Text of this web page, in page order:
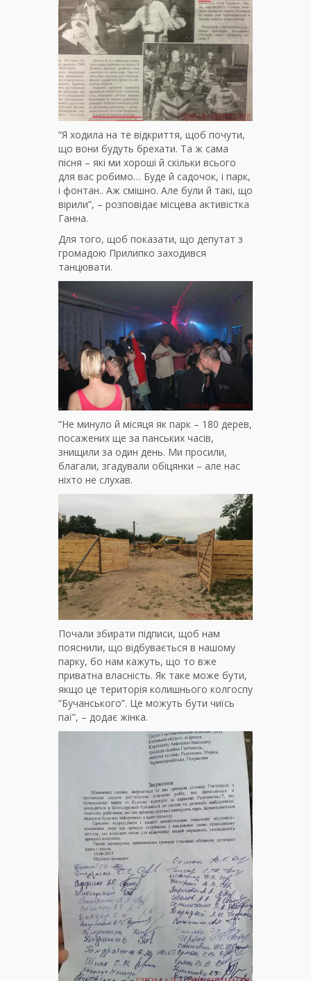
“Я ходила на те відкриття, щоб почути,
що вони будуть брехати. Та ж сама
пісня – які ми хороші й скільки всього
для вас робимо… Буде й садочок, і парк,
і фонтан.. Аж смішно. Але були й такі, що
вірили”, – розповідає місцева активістка
Ганна.
Для того, щоб показати, що депутат з
громадою Прилипко заходився
танцювати.
“Не минуло й місяця як парк – 180 дерев,
посажених ще за панських часів,
знищили за один день. Ми просили,
благали, згадували обіцянки – але нас
ніхто не слухав.
Почали збирати підписи, щоб нам
пояснили, що відбувається в нашому
парку, бо нам кажуть, що то вже
приватна власність. Як таке може бути,
якщо це територія колишнього колгоспу
“Бучанського”. Це можуть бути чиїсь
паї”, – додає жінка.